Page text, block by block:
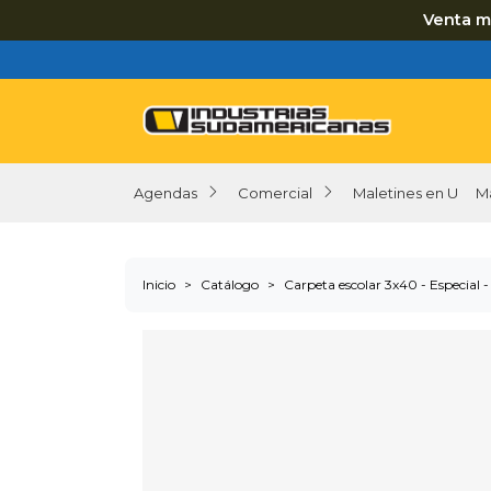
Venta
Agendas Comercial Maletines en U
Inicio Catálogo Carpeta escolar 3x40 - Especial